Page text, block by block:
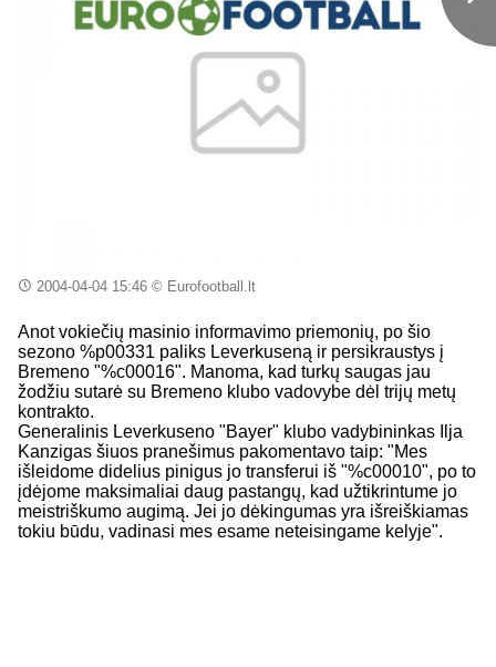
2004-04-04 15:46© Eurofootball.lt
Anot vokiečių masinio informavimo priemonių, po šio
sezono %p00331 paliks Leverkuseną ir persikraustys į
Bremeno "%c00016". Manoma, kad turkų saugas jau
žodžiu sutarė su Bremeno klubo vadovybe dėl trijų metų
kontrakto.
Generalinis Leverkuseno "Bayer" klubo vadybininkas Ilja
Kanzigas šiuos pranešimus pakomentavo taip: "Mes
išleidome didelius pinigus jo transferui iš "%c00010", po to
įdėjome maksimaliai daug pastangų, kad užtikrintume jo
meistriškumo augimą. Jei jo dėkingumas yra išreiškiamas
tokiu būdu, vadinasi mes esame neteisingame kelyje".